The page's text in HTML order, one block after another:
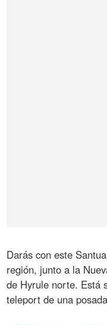
Darás con este
región, junto a la
de Hyrule norte. Está
teleport de una